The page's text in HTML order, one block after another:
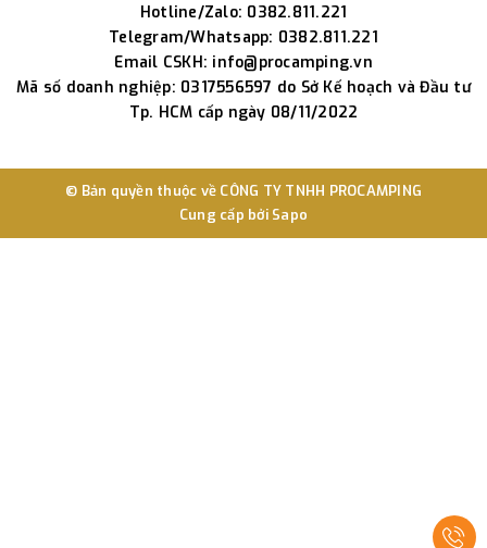
Hotline/Zalo: 0382.811.221
Telegram/Whatsapp: 0382.811.221
Email CSKH: info@procamping.vn
Mã số doanh nghiệp: 0317556597 do Sở Kế hoạch và Đầu tư
Tp. HCM cấp ngày 08/11/2022
© Bản quyền thuộc về CÔNG TY TNHH PROCAMPING
Cung cấp bởi Sapo